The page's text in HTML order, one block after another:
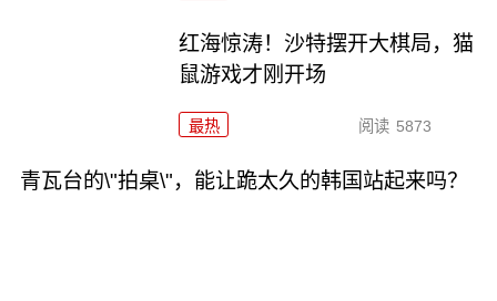
红海惊涛！沙特摆开大棋局，猫
鼠游戏才刚开场
最热 阅读 5873
青瓦台的\"拍桌\"，能让跪太久的韩国站起来吗？